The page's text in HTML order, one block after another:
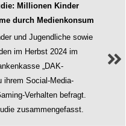
Millionen Kinder
durch Medienkonsum
und Jugendliche sowie
im Herbst 2024 im
„DAK-
ihrem Social-Media-
Verhalten befragt.
zusammengefasst.